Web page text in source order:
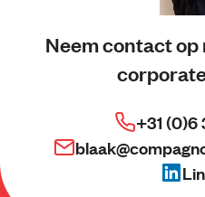
Neem contact op
+31